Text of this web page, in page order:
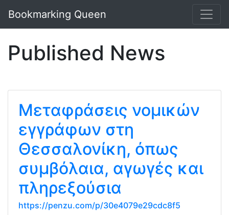
Bookmarking Queen
Published News
Μεταφράσεις νομικών
εγγράφων στη
Θεσσαλονίκη, όπως
συμβόλαια, αγωγές και
πληρεξούσια
https://penzu.com/p/30e4079e29cdc8f5